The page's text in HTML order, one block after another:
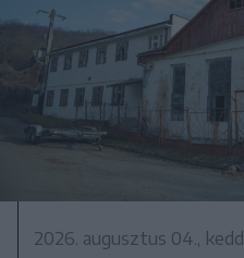
2026. augusztus 04., kedd